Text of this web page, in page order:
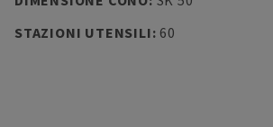
STAZIONI UTENSILI: 60